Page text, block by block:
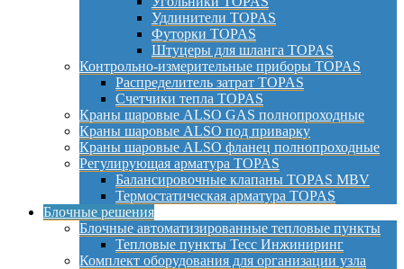
Удлинители TOPAS
Футорки TOPAS
Штуцеры для шланга TOPAS
Контрольно-измерительные приборы TOPAS
Распределитель затрат TOPAS
Счетчики тепла TOPAS
Краны шаровые ALSO GAS полнопроходные
Краны шаровые ALSO под приварку
Краны шаровые ALSO фланец полнопроходные
Регулирующая арматура TOPAS
Балансировочные клапаны TOPAS MBV
Термостатическая арматура TOPAS
Блочные решения
Блочные автоматизированные тепловые пункты
Тепловые пункты Тесс Инжиниринг
Комплект оборудования для организации узла